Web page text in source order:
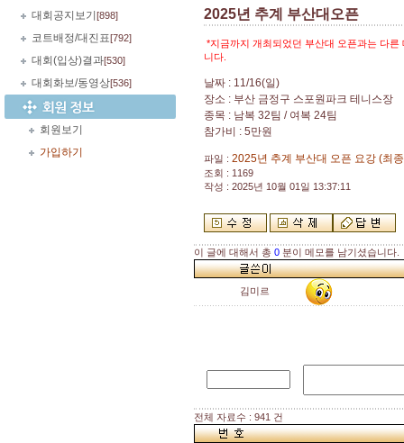
대회공지보기 [898]
코트배정/대진표[792]
대회(입상)결과[530]
대회화보/동영상[536]
회원보기
가입하기
2025년 추계 부산대오픈
*지금까지 개최되었던 부산대 오픈과는 다른
니다
날짜 : 11/16(일)
장소 : 부산 금정구 스포원파크 테니스장
종목 : 남복 32팀 / 여복 24팀
참가비 : 5만원
파일 : 2025년 추계 부산대 오픈 요강 (최
조회 : 1169
작성 : 2025년 10월 01일 13:37:11
이 글에 대해서 총 0 분이 메모를 남기셨습니다.
김미르
전체 자료수 : 941 건